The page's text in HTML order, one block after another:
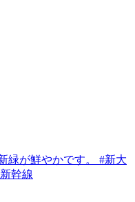
緑が鮮やかです。 #新大
幹線